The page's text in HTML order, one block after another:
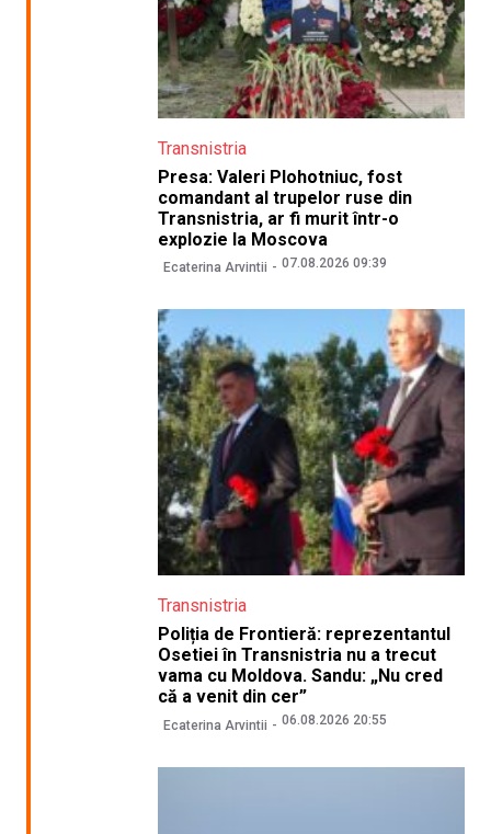
Transnistria
Presa: Valeri Plohotniuc, fost
comandant al trupelor ruse din
Transnistria, ar fi murit într-o
explozie la Moscova
Ecaterina Arvintii 07.08.2026 09:39
Transnistria
Poliția de Frontieră: reprezentantul
Osetiei în Transnistria nu a trecut
vama cu Moldova. Sandu: „Nu cred
că a venit din cer”
Ecaterina Arvintii 06.08.2026 20:55